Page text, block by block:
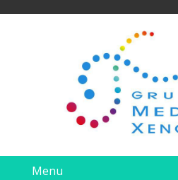
Menu